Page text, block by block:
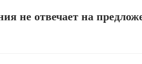
не отвечает на